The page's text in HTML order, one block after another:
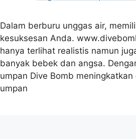
Dalam berburu unggas air,
kesuksesan Anda.
hanya terlihat realistis namun
banyak bebek dan angsa.
umpan Dive Bomb
umpan